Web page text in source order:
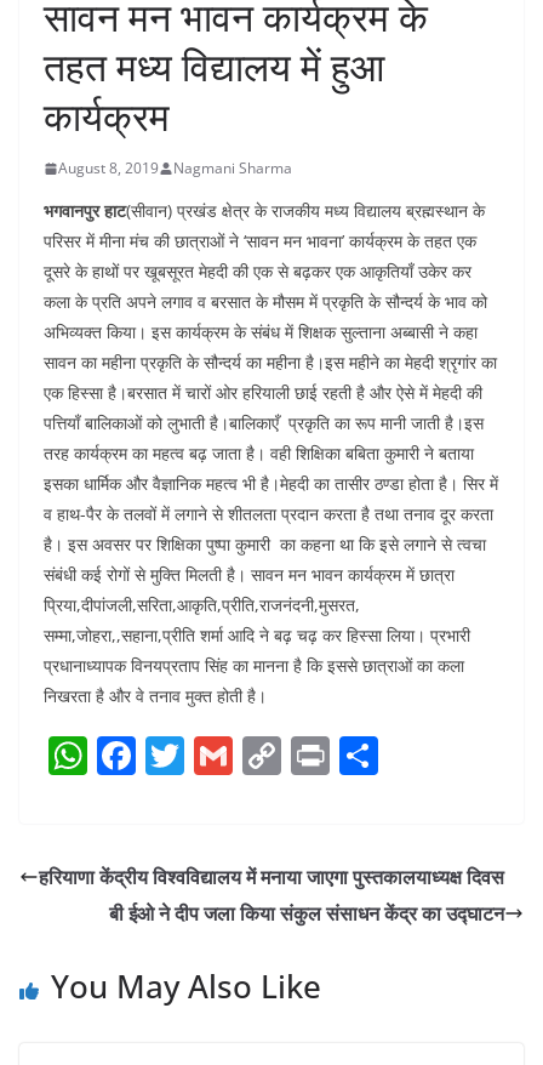
सावन मन भावन कार्यक्रम के
तहत मध्य विद्यालय में हुआ
कार्यक्रम
August 8, 2019 Nagmani Sharma
भगवानपुर हाट(सीवान) प्रखंड क्षेत्र के राजकीय मध्य विद्यालय ब्रह्मस्थान के
परिसर में मीना मंच की छात्राओं ने ‘सावन मन भावना’ कार्यक्रम के तहत एक
दूसरे के हाथों पर खूबसूरत मेहदी की एक से बढ़कर एक आकृतियाँ उकेर कर
कला के प्रति अपने लगाव व बरसात के मौसम में प्रकृति के सौन्दर्य के भाव को
अभिव्यक्त किया। इस कार्यक्रम के संबंध में शिक्षक सुल्ताना अब्बासी ने कहा
सावन का महीना प्रकृति के सौन्दर्य का महीना है।इस महीने का मेहदी श्रृगांर का
एक हिस्सा है।बरसात में चारों ओर हरियाली छाई रहती है और ऐसे में मेहदी की
पत्तियाँ बालिकाओं को लुभाती है।बालिकाएँ प्रकृति का रूप मानी जाती है।इस
तरह कार्यक्रम का महत्व बढ़ जाता है। वही शिक्षिका बबिता कुमारी ने बताया
इसका धार्मिक और वैज्ञानिक महत्व भी है।मेहदी का तासीर ठण्डा होता है। सिर में
व हाथ-पैर के तलवों में लगाने से शीतलता प्रदान करता है तथा तनाव दूर करता
है। इस अवसर पर शिक्षिका पुष्पा कुमारी का कहना था कि इसे लगाने से त्वचा
संबंधी कई रोगों से मुक्ति मिलती है। सावन मन भावन कार्यक्रम में छात्रा
प्रिया,दीपांजली,सरिता,आकृति,प्रीति,राजनंदनी,मुसरत,
सम्मा,जोहरा,,सहाना,प्रीति शर्मा आदि ने बढ़ चढ़ कर हिस्सा लिया। प्रभारी
प्रधानाध्यापक विनयप्रताप सिंह का मानना है कि इससे छात्राओं का कला
निखरता है और वे तनाव मुक्त होती है।
W
s
A
p
F
e
b
o
T
er
G
l
C
y
Li
k
Pr
e
हरियाणा केंद्रीय विश्वविद्यालय में मनाया जाएगा पुस्तकालयाध्यक्ष दिवस
बी ईओ ने दीप जला किया संकुल संसाधन केंद्र का उद्घाटन
You May Also Like